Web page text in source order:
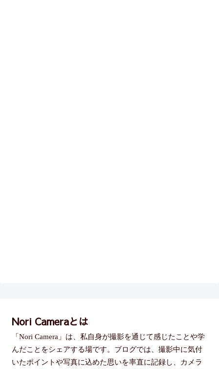
Nori Cameraとは
「Nori Camera」は、私自身が撮影を通じて感じたことや学
んだことをシェアする場です。ブログでは、撮影中に気付
いたポイントや写真に込めた思いを率直に記録し、カメラ